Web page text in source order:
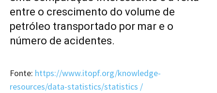
entre o crescimento do volume de
petróleo transportado por mar e o
número de acidentes.
Fonte: https://www.itopf.org/knowledge-
resources/data-statistics/statistics /